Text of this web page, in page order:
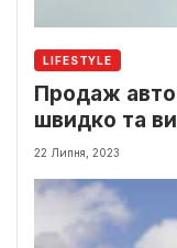
LIFESTYLE
Продаж
швидко та
22 Липня, 2023